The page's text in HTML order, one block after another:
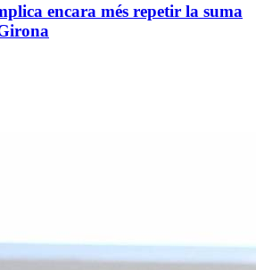
encara més repetir la suma